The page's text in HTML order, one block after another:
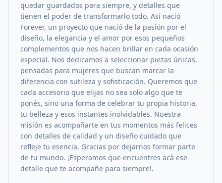
quedar guardados para siempre, y detalles que
tienen el poder de transformarlo todo. Así nació
Forever, un proyecto que nació de la pasión por el
diseño, la elegancia y el amor por esos pequeños
complementos que nos hacen brillar en cada ocasión
especial. Nos dedicamos a seleccionar piezas únicas,
pensadas para mujeres que buscan marcar la
diferencia con sutileza y sofisticación. Queremos que
cada accesorio que elijas no sea solo algo que te
ponés, sino una forma de celebrar tu propia historia,
tu belleza y esos instantes inolvidables. Nuestra
misión es acompañarte en tus momentos más felices
con detalles de calidad y un diseño cuidado que
refleje tu esencia. Gracias por dejarnos formar parte
de tu mundo. ¡Esperamos que encuentres acá ese
detalle que te acompañe para siempre!.